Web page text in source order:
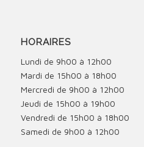
HORAIRES
Lundi de 9h00 à 12h00
Mardi de 15h00 à 18h00
Mercredi de 9h00 à 12h00
Jeudi de 15h00 à 19h00
Vendredi de 15h00 à 18h00
Samedi de 9h00 à 12h00